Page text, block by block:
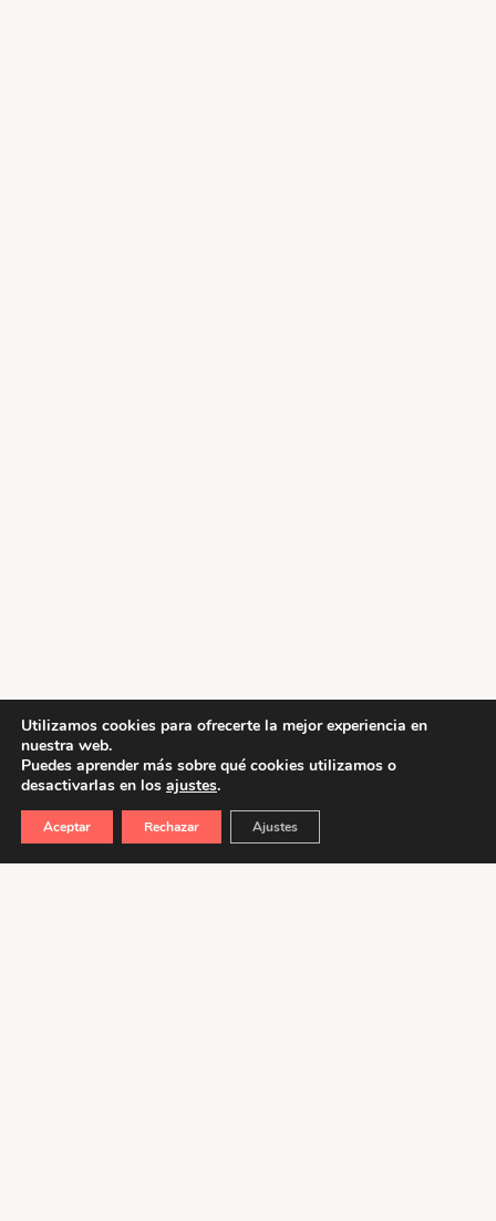
Utilizamos cookies para ofrecerte la mejor experiencia en
nuestra web.
Puedes aprender más sobre qué cookies utilizamos o
desactivarlas en los ajustes.
Aceptar Rechazar Ajustes